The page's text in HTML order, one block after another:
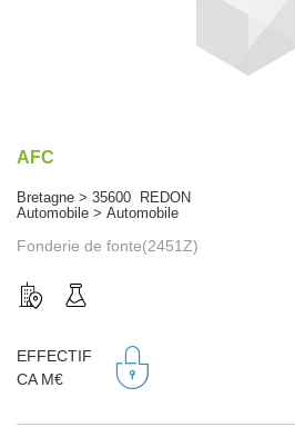
AFC
Bretagne > 35600 REDON
Automobile > Automobile
Fonderie de fonte(2451Z)
EFFECTIF
CA M€